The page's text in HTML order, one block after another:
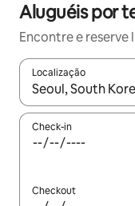
Aluguéis por
Encontre e reserve
Localização
Quando os
Check-in
Checkout